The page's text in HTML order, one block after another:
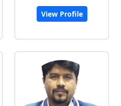
View Profile